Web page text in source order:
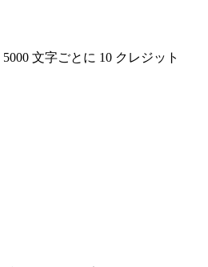
5000 文字ごとに 10 クレジット